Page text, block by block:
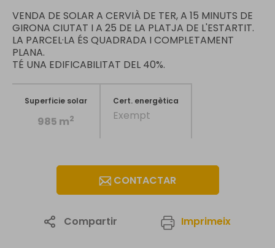
VENDA DE SOLAR A CERVIÀ DE TER, A 15 MINUTS DE
GIRONA CIUTAT I A 25 DE LA PLATJA DE L'ESTARTIT.
LA PARCEL·LA ÉS QUADRADA I COMPLETAMENT
PLANA.
TÉ UNA EDIFICABILITAT DEL 40%.
Superficie solar
985 m2
Cert. energètica
Exempt
CONTACTAR
Compartir Imprimeix